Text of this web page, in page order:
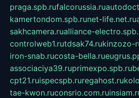
praga.spb.rufalcorussia.ru
kamertondom.spb.runet-life.net.ru
sakhcamera.rualliance-
controlweb1.rutdsak74.rukinzozo-
iron-snab.rucosta-bella.ru
associaciya39.ruprimexpo.spb.ru
cpt21.ruispecspb.ruregahost.ru
tae-kwon.ruconsrio.com.ru